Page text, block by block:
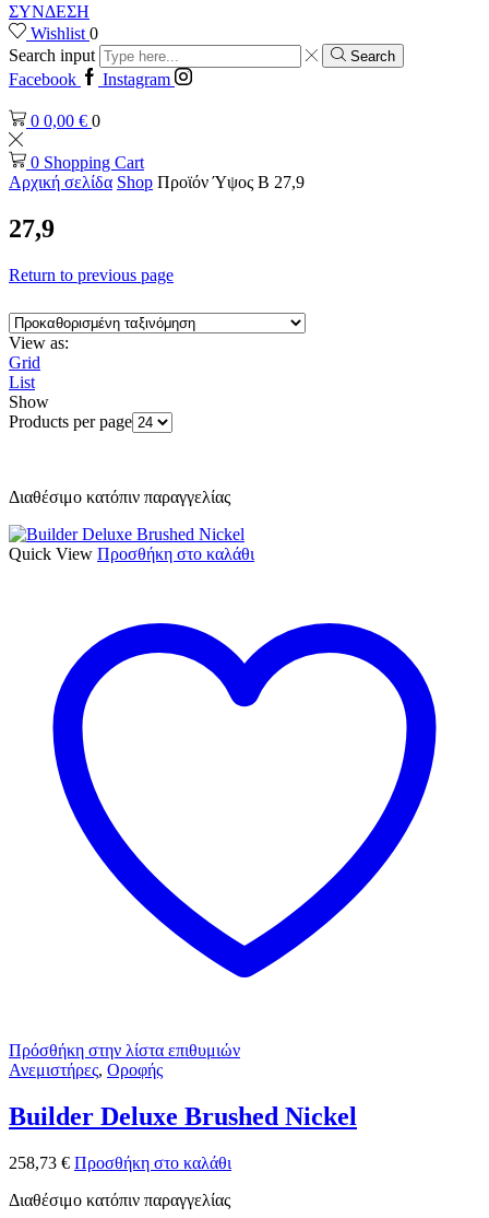
ΣΥΝΔΕΣΗ
Wishlist 0
Search input
Search
Facebook Instagram
0 0,00 € 0
0 Shopping Cart
Αρχική σελίδα Shop Προϊόν Ύψος B 27,9
27,9
Return to previous page
View as:
Grid
List
Show
Products per page
Διαθέσιμο κατόπιν παραγγελίας
Quick View Προσθήκη στο καλάθι
Πρόσθήκη στην λίστα επιθυμιών
Ανεμιστήρες, Οροφής
Builder Deluxe Brushed Nickel
258,73 € Προσθήκη στο καλάθι
Διαθέσιμο κατόπιν παραγγελίας